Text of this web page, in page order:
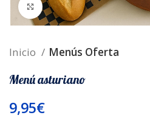
Ampliar foto
Inicio Menús Oferta
Menú asturiano
9,95€